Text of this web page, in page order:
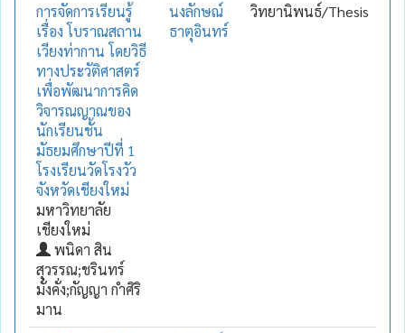
การจัดการเรียนรู้
เรื่อง โบราณสถาน
เวียงท่ากาน โดยวิธี
ทางประวัติศาสตร์
เพื่อพัฒนาการคิด
วิจารณญาณของ
นักเรียนชั้น
มัธยมศึกษาปีที่ 1
โรงเรียนวัดโรงวัว
จังหวัดเชียงใหม่
มหาวิทยาลัย
เชียงใหม่
พนิดา สิน
สุวรรณ;ชรินทร์
มั่งคั่ง;กัญญา กำศิริ
มาน
นงลักษณ์
ธาตุอินทร์
วิทยานิพนธ์/Thesis